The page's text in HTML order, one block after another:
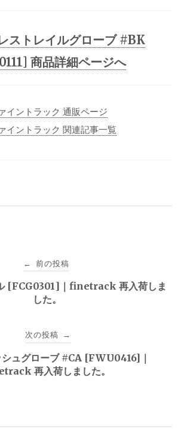
ストレイルグローブ #BK
商品詳細ページへ
イントラック 通販ページ
イントラック 関連記事一覧
← 前の投稿
[FCG0301]｜finetrack 再入荷しま
した。
次の投稿 →
シュグローブ #CA [FWU0416]｜
再入荷しました。